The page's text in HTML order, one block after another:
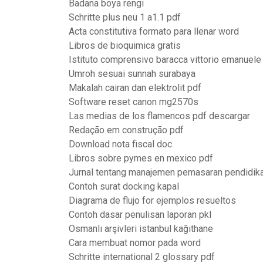
Badana boya rengi
Schritte plus neu 1 a1.1 pdf
Acta constitutiva formato para llenar word
Libros de bioquimica gratis
Istituto comprensivo baracca vittorio
Umroh sesuai sunnah surabaya
Makalah cairan dan elektrolit pdf
Software reset canon mg2570s
Las medias de los flamencos pdf descargar
Redação em construção pdf
Download nota fiscal doc
Libros sobre pymes en mexico pdf
Jurnal tentang manajemen pemasaran
Contoh surat docking kapal
Diagrama de flujo for ejemplos resueltos
Contoh dasar penulisan laporan pkl
Osmanlı arşivleri istanbul kağıthane
Cara membuat nomor pada word
Schritte international 2 glossary pdf